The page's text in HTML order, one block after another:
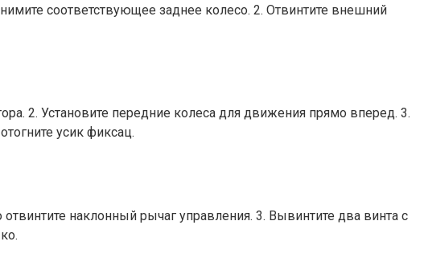
соответствующее заднее колесо. 2. Отвинтите внешний
Установите передние колеса для движения прямо вперед. 3.
усик фиксац.
наклонный рычаг управления. 3. Вывинтите два винта с